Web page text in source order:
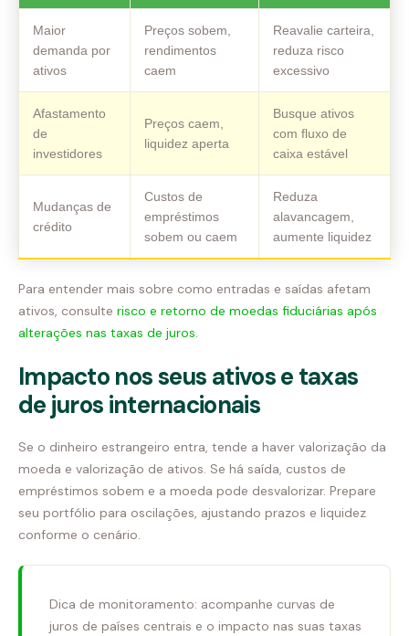
Maior
demanda por
ativos
Preços sobem,
rendimentos
caem
Reavalie carteira,
reduza risco
excessivo
Afastamento
de
investidores
Preços caem,
liquidez aperta
Busque ativos
com fluxo de
caixa estável
Mudanças de
crédito
Custos de
empréstimos
sobem ou caem
Reduza
alavancagem,
aumente liquidez
Para entender mais sobre como entradas e saídas afetam
ativos, consulte risco e retorno de moedas fiduciárias após
alterações nas taxas de juros.
Impacto nos seus ativos e taxas
de juros internacionais
Se o dinheiro estrangeiro entra, tende a haver valorização da
moeda e valorização de ativos. Se há saída, custos de
empréstimos sobem e a moeda pode desvalorizar. Prepare
seu portfólio para oscilações, ajustando prazos e liquidez
conforme o cenário.
Dica de monitoramento: acompanhe curvas de
juros de países centrais e o impacto nas suas taxas